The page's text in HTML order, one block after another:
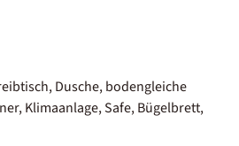
Dusche, bodengleiche
Klimaanlage, Safe, Bügelbrett,